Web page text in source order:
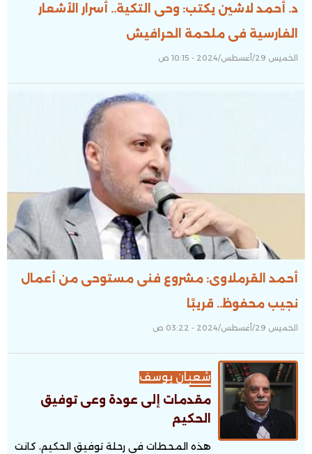
د. أحمد لاشين يكتب: وحى التكية.. أسرار الأشعار
الفارسية فى ملحمة الحرافيش
الخميس 29/أغسطس/2024 - 10:15 ص
أحمد القرملاوى: مشروع فنى مستوحى من أعمال
نجيب محفوظ.. قريبًا
الخميس 29/أغسطس/2024 - 03:22 ص
شعبان يوسف
مقدمات إلى عودة وعى توفيق
الحكيم
هذه المحطات فى رحلة توفيق الحكيم، كانت